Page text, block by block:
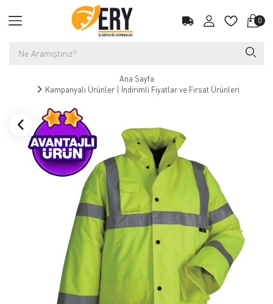
0
Ana Sayfa
Kampanyalı Ürünler | İndirimli Fiyatlar ve Fırsat Ürünleri